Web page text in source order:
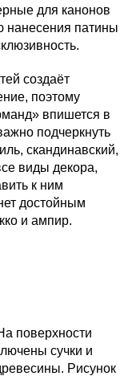
для канонов
нанесения патины
создаёт
поэтому
впишется в
подчеркнуть
скандинавский,
виды декора,
к ним
достойным
и ампир.
поверхности
сучки и
Рисунок